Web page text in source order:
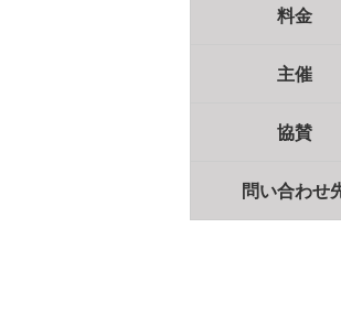
料金
主催
協賛
問い合わせ